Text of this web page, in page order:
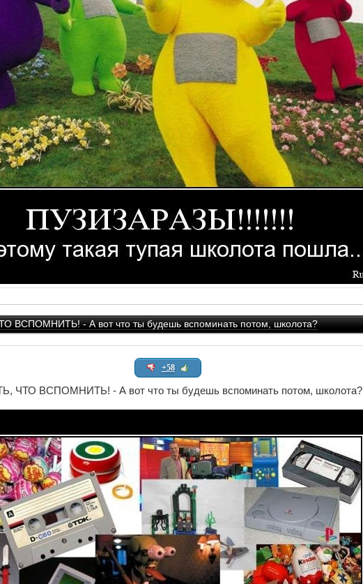
ВСПОМНИТЬ! - А вот что ты будешь вспоминать потом, школота?
+58
ЧТО ВСПОМНИТЬ! - А вот что ты будешь вспоминать потом, школота?